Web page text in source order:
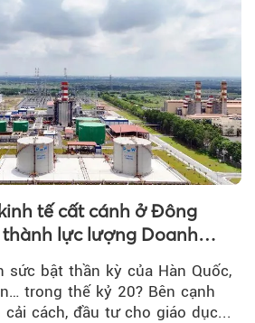
tế cất cánh ở Đông
thành lực lượng Doanh
sức bật thần kỳ của Hàn Quốc,
trong thế kỷ 20? Bên cạnh
cách, đầu tư cho giáo dục...